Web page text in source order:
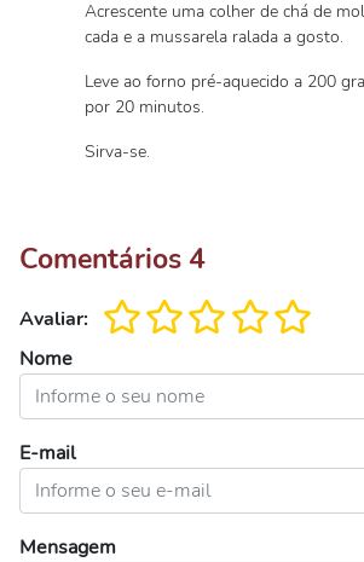
Acrescente uma colher de chá de
cada e a mussarela ralada a gosto.
Leve ao forno pré-aquecido a 200
por 20 minutos.
Sirva-se.
Comentários4
Avaliar:
Nome
E-mail
Mensagem